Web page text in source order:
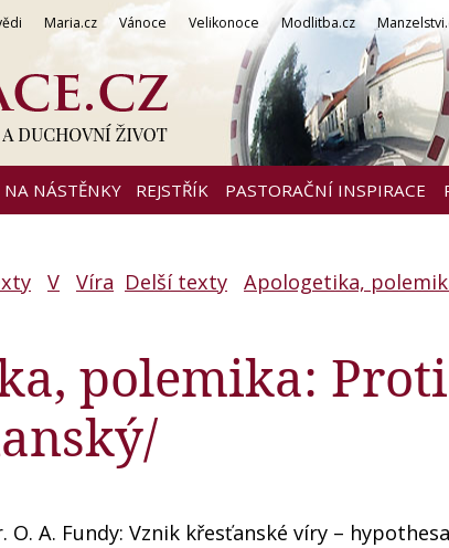
Maria.cz Vánoce Velikonoce Modlitba.cz
NA NÁSTĚNKY REJSTŘÍK PASTORAČNÍ INSPIRACE
V Víra Delší texty
Apologetika,
polemika:
O. A. Fundy: Vznik křesťanské víry –